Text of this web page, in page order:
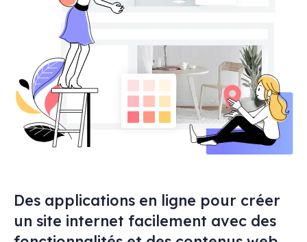
Des applications en ligne pour créer
un site internet facilement avec des